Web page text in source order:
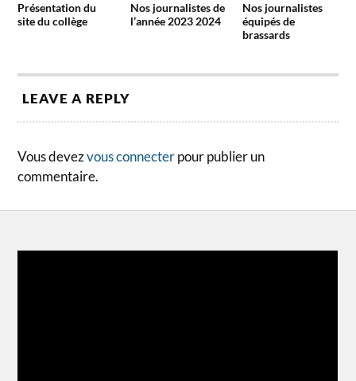
Présentation du
site du collège
Nos journalistes de
l’année 2023 2024
Nos journalistes
équipés de
brassards
LEAVE A REPLY
Vous devezvous connecterpour publier un
commentaire.